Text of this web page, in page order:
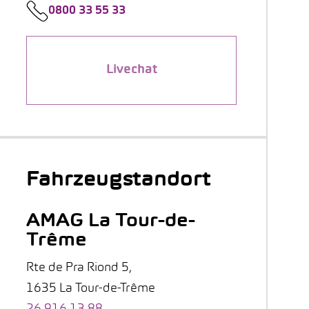
0800 33 55 33
Livechat
Fahrzeugstandort
AMAG La Tour-de-
Trême
Rte de Pra Riond 5,
1635 La Tour-de-Trême